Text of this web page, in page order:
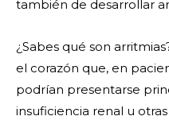
también de desarrollar
¿Sabes qué son
el corazón que, en
podrían presentarse
insuficiencia renal u